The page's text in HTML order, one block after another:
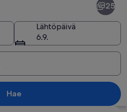
Ryhmä ihmisiä Warner Bros. Studio
25
Lähtöpäivä
6.9.
Hae